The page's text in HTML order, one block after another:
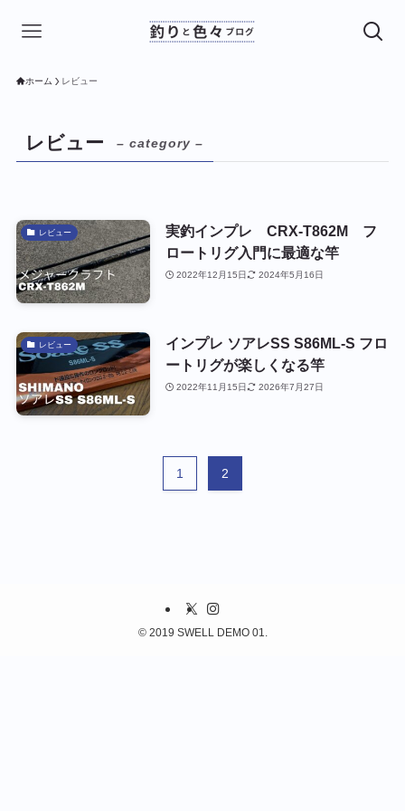
ホーム レビュー
レビュー – category –
レビュー
実釣インプレ CRX-T862M フ
ロートリグ入門に最適な竿
2022年12月15日 2024年5月16日
レビュー
インプレ ソアレSS S86ML-S フロ
ートリグが楽しくなる竿
2022年11月15日 2026年7月27日
1 2
©2019 SWELL DEMO 01.